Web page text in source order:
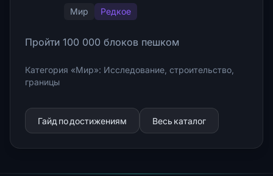
Мир Редкое
Пройти 100 000 блоков пешком
Категория «Мир»: Исследование, строительство,
границы
Гайд по достижениям Весь каталог